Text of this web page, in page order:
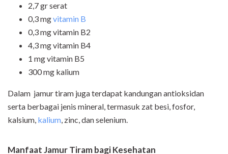
2,7 gr serat
0,3 mgvitamin B
0,3 mg vitamin B2
4,3 mg vitamin B4
1 mg vitamin B5
300 mg kalium
Dalam jamur tiram juga terdapat kandungan antioksidan
serta berbagai jenis mineral, termasuk zat besi, fosfor,
kalsium, kalium, zinc, dan selenium.
Manfaat Jamur Tiram bagi Kesehatan